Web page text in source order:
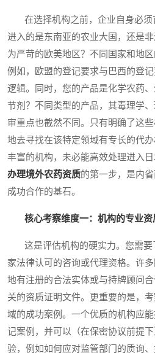
在选择机构之前，企业自身必须
进入的是东南亚的农业大国，还是
为严苛的欧美地区？不同国家和地
例如，欧盟的登记要求与巴西的登
逻辑。同时，您的产品是化学农药
节剂？不同类型的产品，其毒理学
审重点也截然不同。只有明确了这
地去寻找在该特定领域有专长的代
丰富的机构，未必能高效处理进入日
办理境外农药资质的第一步，是内
成功合作的基石。
核心考察维度一：机构的专业
这是评估机构的硬实力。您需要
家法律认可的咨询或代理资格。许
地有注册的合法实体或与持牌顾问
关的资质证明文件。更重要的是，
域的成功案例。一个优质的机构应
记案例，并可以（在保密协议前提
验，例如如何应对监管部门的质询